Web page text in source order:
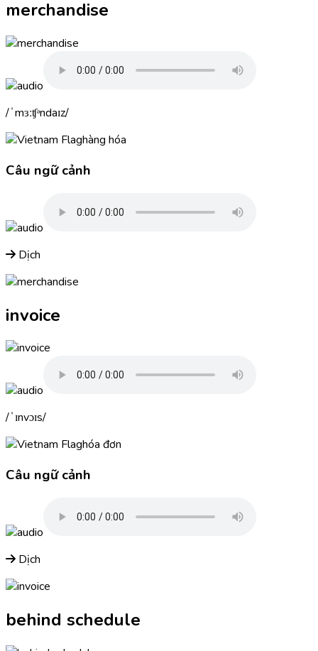
merchandise
ˈmɜːʧᵊndaɪz
hàng hóa
Câu ngữ cảnh
Dịch
invoice
ˈɪnvɔɪs
hóa đơn
Câu ngữ cảnh
Dịch
behind schedule